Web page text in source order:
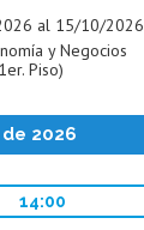
al 15/10/2026
y Negocios
Piso)
2026
14:00